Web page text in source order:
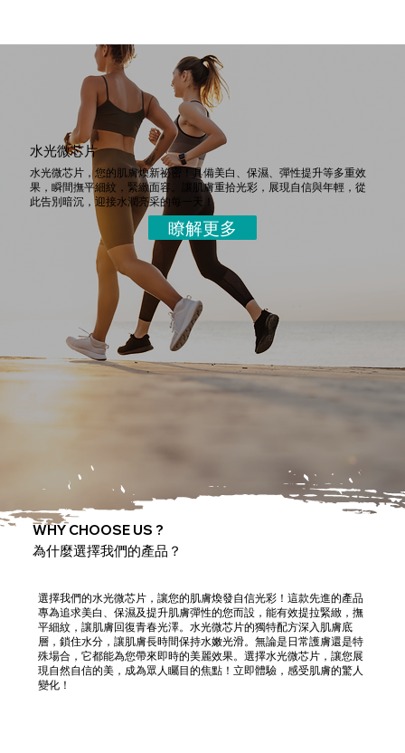
水光微芯片
水光微芯片，您的肌膚煥新祕密！具備美白、保濕、彈性提升等多重效
果，瞬間撫平細紋，緊緻面容。讓肌膚重拾光彩，展現自信與年輕，從
此告別暗沉，迎接水潤亮采的每一天！
瞭解更多
WHY CHOOSE US ?
為什麼選擇我們的產品？
選擇我們的水光微芯片，讓您的肌膚煥發自信光彩！這款先進的產品
專為追求美白、保濕及提升肌膚彈性的您而設，能有效提拉緊緻，撫
平細紋，讓肌膚回復青春光澤。水光微芯片的獨特配方深入肌膚底
層，鎖住水分，讓肌膚長時間保持水嫩光滑。無論是日常護膚還是特
殊場合，它都能為您帶來即時的美麗效果。選擇水光微芯片，讓您展
現自然自信的美，成為眾人矚目的焦點！立即體驗，感受肌膚的驚人
變化！